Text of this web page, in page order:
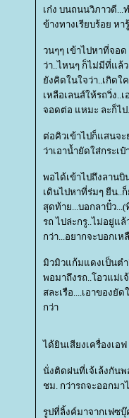
เก๋ง บนถนนวิภาวดี...
ข้างทางเรียบร้อย หา
วนๆๆ เข้าไปหาที่จอ
ว่า..ไหนๆ ก็ไม่มีที่แล้
งคิดในใจว่า..เกิดใ
เหลือเลนส์ให้รถวิ่ง..
จอดต่อ แหมะ ละก็ไ
ต่อคิวเข้าไปก็แสนจ
ว่าเอาน้ำยัดใส่กระเ
พอได้เข้าไปถึงลานบิ
เดินไปหาที่ร่มๆ ยืน..
สุดท้าย...บอกลาปั๋ว
รถ ไปล่ะกรู..ไม่อยู่แ
กว่า...อยากจะบอกเ
มิวมิวแก้มแดงเป็นต
พอมาถึงรถ..โอวแม่เ
สละเรือ....เอาของยั
กว่า
ได้ยินเสียงเครื่องเอ
นั่งติดฝนที่เจ้เล้งกันพ
ชม. กว่ารถจะออกมา
รูปที่ลิ้งค์มาจากเฟซ